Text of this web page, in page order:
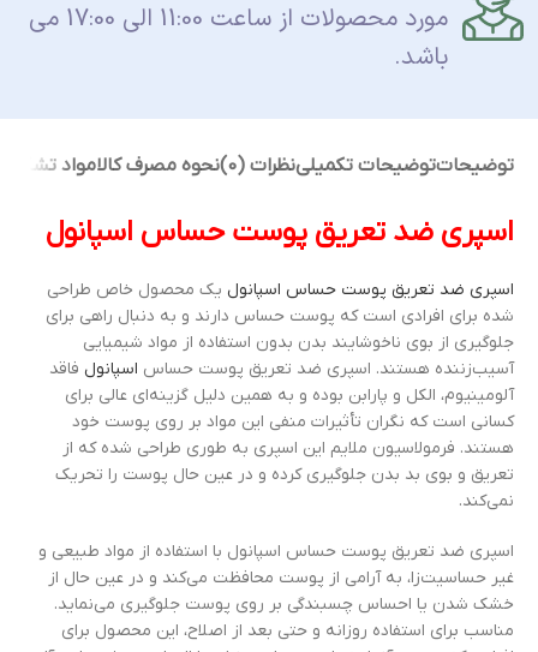
مورد محصولات از ساعت 11:00 الی 17:00 می
باشد.
توضیحاتتوضیحات تکمیلینظرات (0) نحوه مصرف کالامواد
اسپری ضد تعریق پوست حساس اسپانول
اسپری ضد تعریق پوست حساس اسپانول یک محصول خاص طراحی
شده برای افرادی است که پوست حساس دارند و به دنبال راهی برای
جلوگیری از بوی ناخوشایند بدن بدون استفاده از مواد شیمیایی
آسیب‌زننده هستند. اسپری ضد تعریق پوست حساس اسپانول فاقد
آلومینیوم، الکل و پارابن بوده و به همین دلیل گزینه‌ای عالی برای
کسانی است که نگران تأثیرات منفی این مواد بر روی پوست خود
هستند. فرمولاسیون ملایم این اسپری به طوری طراحی شده که از
تعریق و بوی بد بدن جلوگیری کرده و در عین حال پوست را تحریک
نمی‌کند.
اسپری ضد تعریق پوست حساس اسپانول با استفاده از مواد طبیعی و
غیر حساسیت‌زا، به آرامی از پوست محافظت می‌کند و در عین حال از
خشک شدن یا احساس چسبندگی بر روی پوست جلوگیری می‌نماید.
مناسب برای استفاده روزانه و حتی بعد از اصلاح، این محصول برای